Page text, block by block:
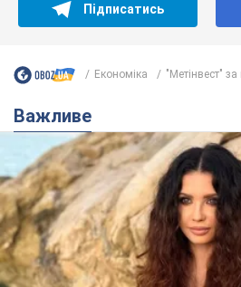
Підписатись
Економіка "Метінвест" за
Важливе